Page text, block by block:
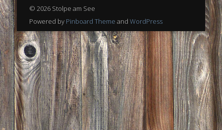
© 2026 Stolpe am See
Powered by Pinboard Theme and WordPress